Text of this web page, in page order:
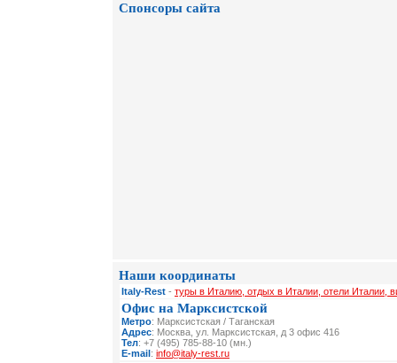
Спонсоры сайта
Наши координаты
Italy-Rest - туры в Италию, отдых в Италии, отели Италии,
Офис на Марксистской
Метро: Марксистская / Таганская
Адрес: Москва, ул. Марксистская, д 3 офис 416
Тел: +7 (495) 785-88-10 (мн.)
E-mail: info@italy-rest.ru